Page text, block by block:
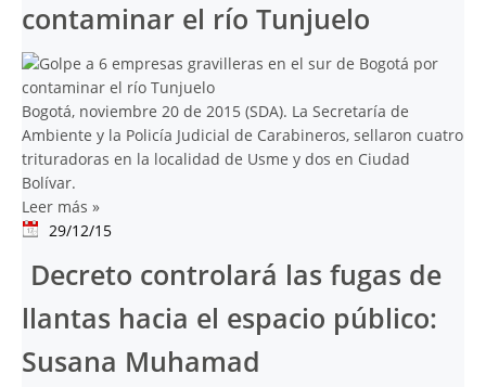
contaminar el río Tunjuelo
Bogotá, noviembre 20 de 2015 (SDA). La Secretaría de
Ambiente y la Policía Judicial de Carabineros, sellaron cuatro
trituradoras en la localidad de Usme y dos en Ciudad
Bolívar.
Leer más »
29/12/15
Decreto controlará las fugas de
llantas hacia el espacio público:
Susana Muhamad